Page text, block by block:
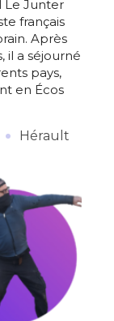
Le Junter
français
Après
il a séjourné
pays,
en Écos
· Hérault